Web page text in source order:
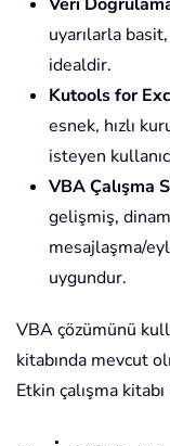
uyarılarla
idealdir.
Kutools for
esnek, hızlı
isteyen
VBA Çalışma
gelişmiş,
mesajlaşma/
uygundur.
VBA çözümünü
kitabında mevcut
Etkin çalışma